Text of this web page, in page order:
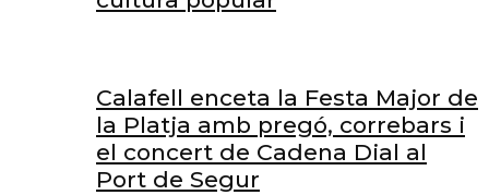
Calafell enceta la Festa Major de
la Platja amb pregó, correbars i
el concert de Cadena Dial al
Port de Segur